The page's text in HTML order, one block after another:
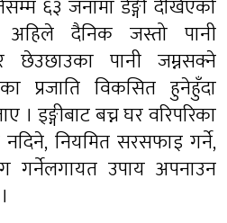
६३ जनामा डेङ्गी देखिएको
अहिले दैनिक जस्तो पानी
पानी जम्नसक्ने
प्रजाति विकसित हुनेहुँदा
ड्ङ्गीबाट बच्न घर वरिपरिका
नदिने, नियमित सरसफाइ गर्ने,
गर्नेलगायत उपाय अपनाउन